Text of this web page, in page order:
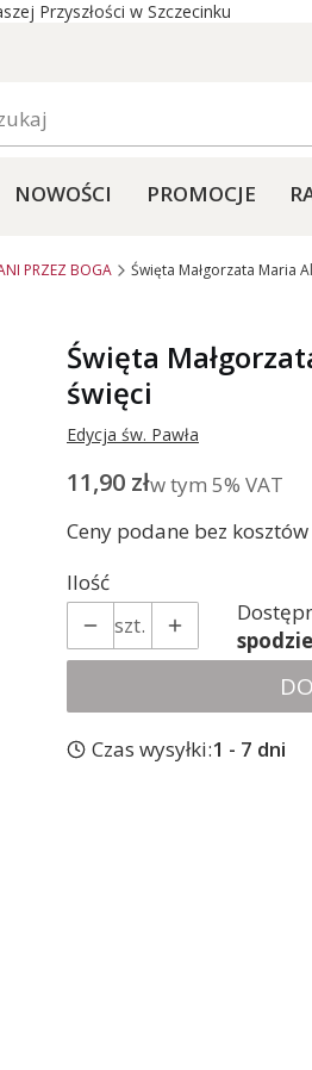
Przyszłości w Szczecinku
NOWOŚCI PROMOCJE
PRZEZ BOGA Święta Małgorzata Maria
Święta
święci
Edycja św. Pawła
Cena
11,90 złw tym 5% VAT
w tym 5% VAT
Ceny podane bez
Ilość
szt.
Czas wysyłki:1 - 7 dni